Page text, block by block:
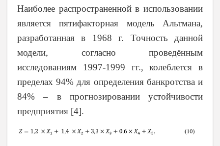
Наиболее распространенной в использовании
является пятифакторная модель Альтмана,
разработанная в 1968 г. Точность данной
модели, согласно проведённым
исследованиям 1997-1999 гг., колеблется в
пределах 94% для определения банкротства и
84% – в прогнозировании устойчивости
предприятия [4].